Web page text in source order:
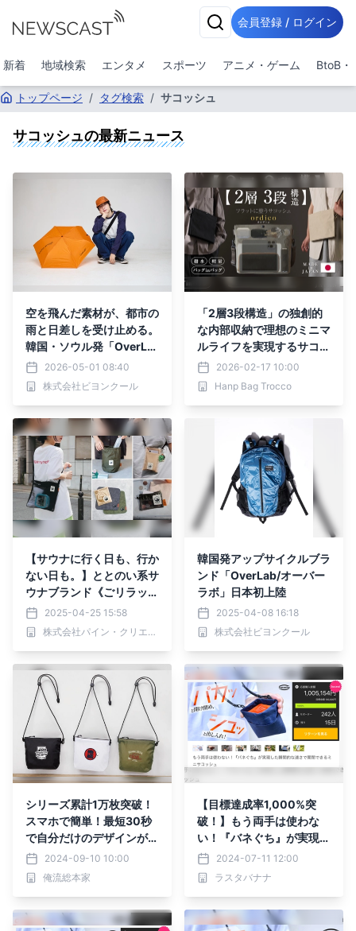
会員登録 / ログイン
新着 地域検索 エンタメ スポーツ アニメ・ゲーム BtoB・
トップページ / タグ検索 / サコッシュ
サコッシュの最新ニュース
空を飛んだ素材が、都市の
雨と日差しを受け止める。
韓国・ソウル発「OverLa
b(オーバーラボ)」、超軽
量折り畳み傘などの新作コ
レクションを日本初展開。
2026-05-01 08:40
株式会社ビヨンクール
「2層3段構造」の独創的
な内部収納で理想のミニマ
ルライフを実現するサコッ
シュ【ordico/オルディ
コ】新発売
2026-02-17 10:00
Hanp Bag Trocco
【サウナに行く日も、行か
ない日も。】ととのい系サ
ウナブランド《ごリラック
ス》から新しいサウナスタ
イルを提案する『トトノイ
モード』が新登場♪
2025-04-25 15:58
株式会社パイン・クリエイト
韓国発アップサイクルブラ
ンド「OverLab/オーバー
ラボ」日本初上陸
2025-04-08 16:18
株式会社ビヨンクール
シリーズ累計1万枚突破！
スマホで簡単！最短30秒
で自分だけのデザインが作
れるオリジナルサコッシ
ュ、2024年9月13日新発
売！
2024-09-10 10:00
俺流総本家
【目標達成率1,000%突
破！】もう両手は使わな
い！『バネぐち』が実現し
た瞬間的な速さで開閉でき
るミニサコッシュ。Maku
akeにてプロジェクト実施
2024-07-11 12:00
ラスタバナナ